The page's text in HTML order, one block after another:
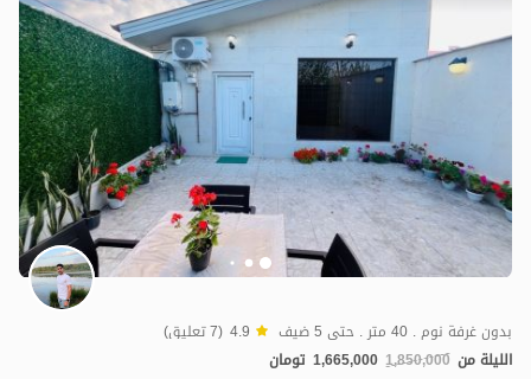
بدون غرفة نوم . 40 متر . حتى 5 ضيف 4.9 (7 تعليق)
الليلة من 1,850,000
1,665,000 تومان